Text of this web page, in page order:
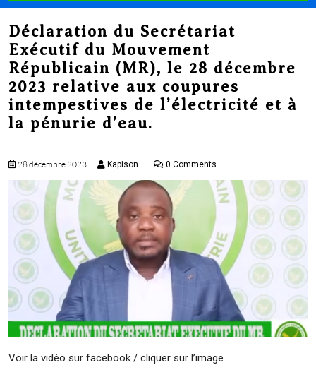
close
menu
Déclaration du Secrétariat
Exécutif du Mouvement
Républicain (MR), le 28 décembre
2023 relative aux coupures
intempestives de l’électricité et à
la pénurie d’eau.
28 décembre 2023 Kapison 0 Comments
Voir la vidéo sur facebook / cliquer sur l’image